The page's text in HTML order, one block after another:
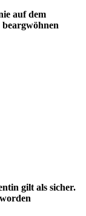
auf dem
gilt als sicher.